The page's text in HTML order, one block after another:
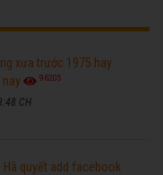
xưa trước 1975 hay
96205
CH
Hà quyết add facebook